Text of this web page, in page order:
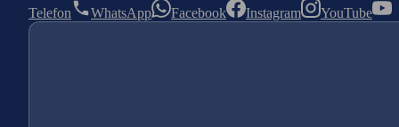
Telefon WhatsApp Facebook Instagram YouTube